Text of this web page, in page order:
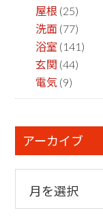
屋根 (25)
洗面 (77)
浴室 (141)
玄関 (44)
電気 (9)
アーカイブ
カ